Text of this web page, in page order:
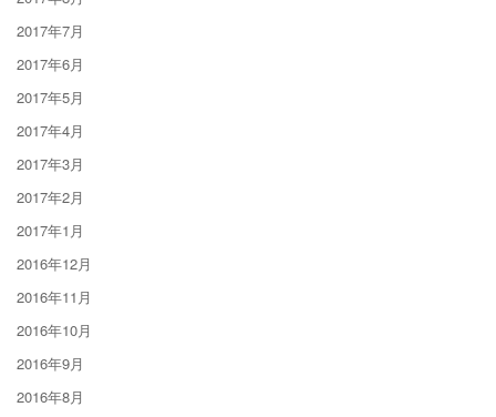
2017年7月
2017年6月
2017年5月
2017年4月
2017年3月
2017年2月
2017年1月
2016年12月
2016年11月
2016年10月
2016年9月
2016年8月